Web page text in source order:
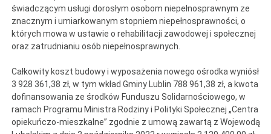
świadczącym usługi dorosłym osobom niepełnosprawnym ze
znacznym i umiarkowanym stopniem niepełnosprawności, o
których mowa w ustawie o rehabilitacji zawodowej i społecznej
oraz zatrudnianiu osób niepełnosprawnych.
Całkowity koszt budowy i wyposażenia nowego ośrodka wyniósł
3 928 361,38 zł, w tym wkład Gminy Lublin 788 961,38 zł, a kwota
dofinansowania ze środków Funduszu Solidarnościowego, w
ramach Programu Ministra Rodziny i Polityki Społecznej „Centra
opiekuńczo-mieszkalne” zgodnie z umową zawartą z Wojewodą